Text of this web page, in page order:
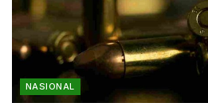
NASIONAL